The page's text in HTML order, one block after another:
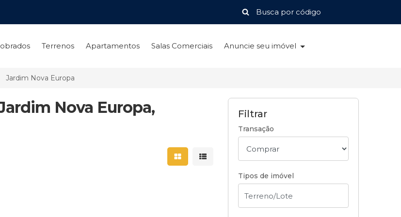
Terrenos Apartamentos Salas Comerciais Anuncie seu imóvel
Jardim Nova Europa
Nova Europa,
Mostrar resultados em grade
Mostrar resultados em lista
Filtrar
Transação
Tipos de imóvel